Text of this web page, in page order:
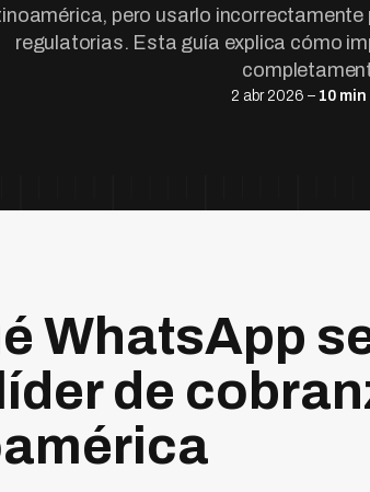
pero usarlo incorrectamente
regulatorias. Esta guía explica cómo
2 abr 2026 – 10
WhatsApp
de